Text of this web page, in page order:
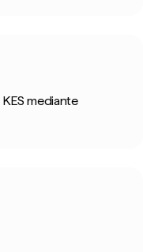
mediante